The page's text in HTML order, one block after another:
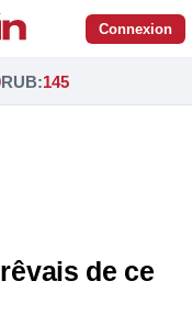
Connexion
RUB:145
de ce